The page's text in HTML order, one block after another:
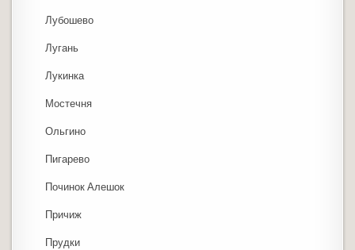
Лубошево
Лугань
Лукинка
Мостечня
Ольгино
Пигарево
Починок Алешок
Причиж
Прудки